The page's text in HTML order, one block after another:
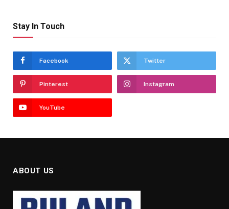
Stay In Touch
Facebook Twitter
Pinterest Instagram
YouTube
ABOUT US